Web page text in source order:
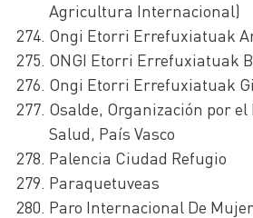
Agricultura Internacional)
Ongi Etorri Errefuxiatuak
ONGI Etorri Errefuxiatuak
Ongi Etorri Errefuxiatuak
Osalde, Organización por el
Salud, País Vasco
Palencia Ciudad Refugio
Paraquetuveas
Paro Internacional De